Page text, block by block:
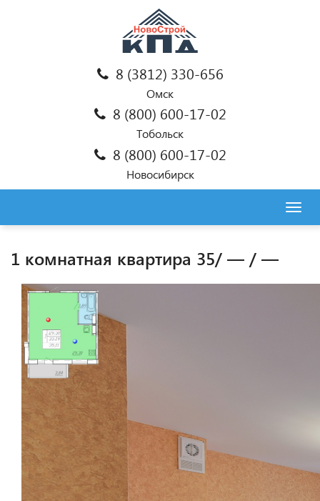
8 (3812) 330-656
Омск
8 (800) 600-17-02
Тобольск
8 (800) 600-17-02
Новосибирск
1 комнатная квартира 35/ — / —